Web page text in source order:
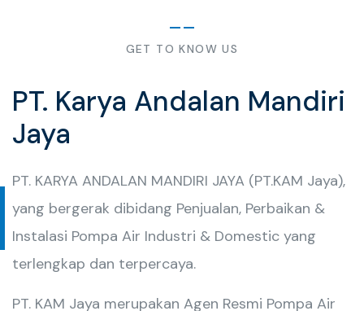
GET TO KNOW US
PT. Karya Andalan Mandiri
Jaya
PT. KARYA ANDALAN MANDIRI JAYA (PT.KAM Jaya),
yang bergerak dibidang Penjualan, Perbaikan &
Instalasi Pompa Air Industri & Domestic yang
terlengkap dan terpercaya.
PT. KAM Jaya merupakan Agen Resmi Pompa Air